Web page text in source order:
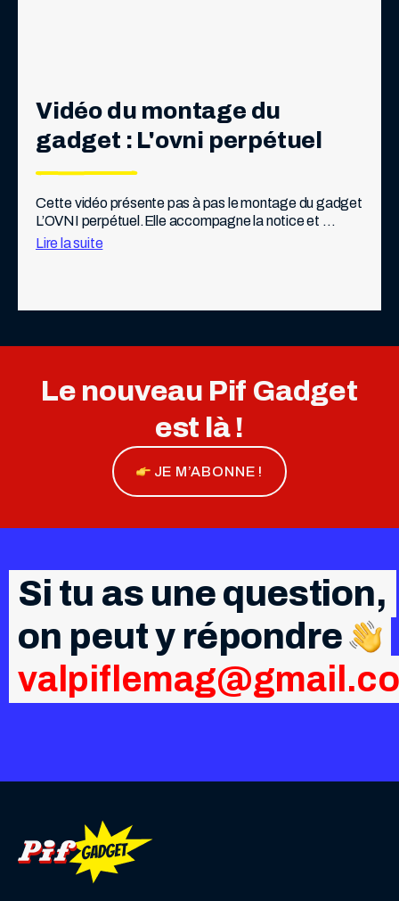
Vidéo du montage du
gadget : L'ovni perpétuel
Cette vidéo présente pas à pas le montage du gadget
L’OVNI perpétuel.Elle accompagne la notice et
permet de visualiser les différentes étapes
Lire la suite
Le nouveau Pif Gadget
est là !
JE M’ABONNE !
Si tu as une question,
on peut y répondre